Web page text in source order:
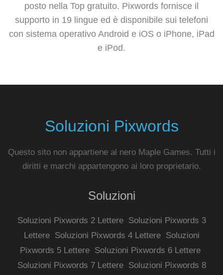
posto nella Top gratuito. Pixwords fornisce il
supporto in 19 lingue ed è disponibile sui telefoni
con sistema operativo Android e iOS o iPhone, iPad
e iPod.
Soluzioni Pixwords
Questo sito non appartiene al nero Maple Games. Tutti i
diritti e marchi appartengono ai loro proprietario.
Soluzioni
Soluzioni Pixwords 2 Lettere
Soluzioni Pixwords 3
Lettere
Soluzioni Pixwords 4 Lettere
Soluzioni
Pixwords 5 Lettere Soluzioni Pixwords 6 Lettere
Soluzioni Pixwords 7 Lettere
Soluzioni Pixwords 8